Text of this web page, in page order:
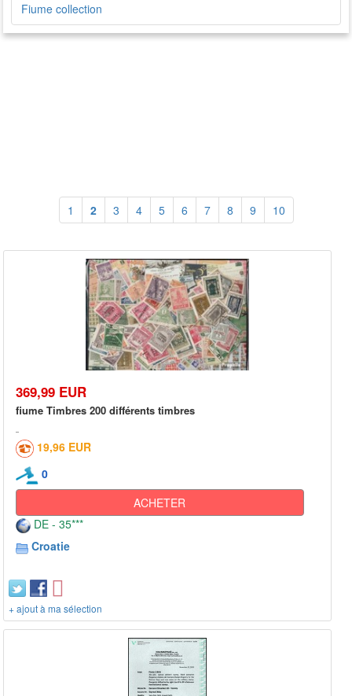
Fiume collection
1 2 3 4 5 6 7 8 9 10
369,99 EUR
fiume Timbres 200 différents timbres
19,96 EUR
0
ACHETER
DE - 35***
Croatie
+ ajout à ma sélection